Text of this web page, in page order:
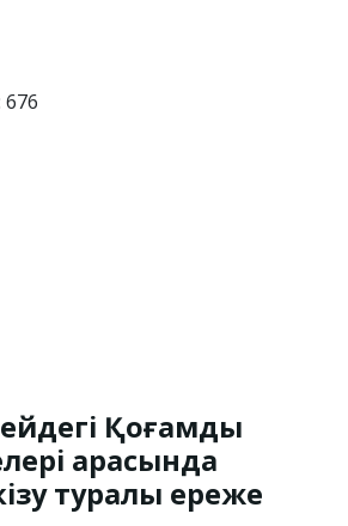
676
Қоғамдық
арасында
туралы ереже